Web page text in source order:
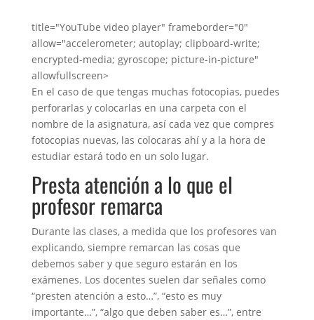
title="YouTube video player" frameborder="0"
allow="accelerometer; autoplay; clipboard-write;
encrypted-media; gyroscope; picture-in-picture"
allowfullscreen>
En el caso de que tengas muchas fotocopias, puedes
perforarlas y colocarlas en una carpeta con el
nombre de la asignatura, así cada vez que compres
fotocopias nuevas, las colocaras ahí y a la hora de
estudiar estará todo en un solo lugar.
Presta atención a lo que el
profesor remarca
Durante las clases, a medida que los profesores van
explicando, siempre remarcan las cosas que
debemos saber y que seguro estarán en los
exámenes. Los docentes suelen dar señales como
“presten atención a esto…”, “esto es muy
importante…”, “algo que deben saber es…”, entre